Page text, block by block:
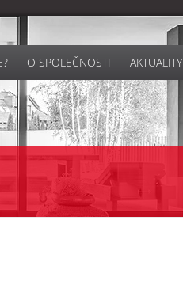
O SPOLEČNOSTI AKTUALITY